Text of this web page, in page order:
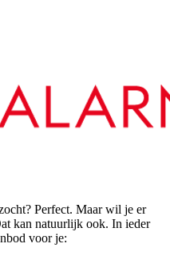
Perfect. Maar wil je er
kan natuurlijk ook. In ieder
voor je: